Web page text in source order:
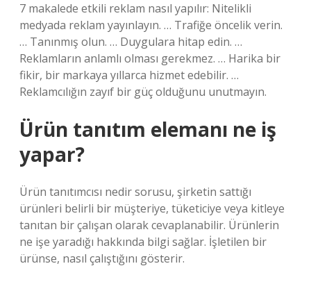
7 makalede etkili reklam nasıl yapılır: Nitelikli
medyada reklam yayınlayın. … Trafiğe öncelik verin.
… Tanınmış olun. … Duygulara hitap edin. …
Reklamların anlamlı olması gerekmez. … Harika bir
fikir, bir markaya yıllarca hizmet edebilir. …
Reklamcılığın zayıf bir güç olduğunu unutmayın.
Ürün tanıtım elemanı ne iş
yapar?
Ürün tanıtımcısı nedir sorusu, şirketin sattığı
ürünleri belirli bir müşteriye, tüketiciye veya kitleye
tanıtan bir çalışan olarak cevaplanabilir. Ürünlerin
ne işe yaradığı hakkında bilgi sağlar. İşletilen bir
ürünse, nasıl çalıştığını gösterir.